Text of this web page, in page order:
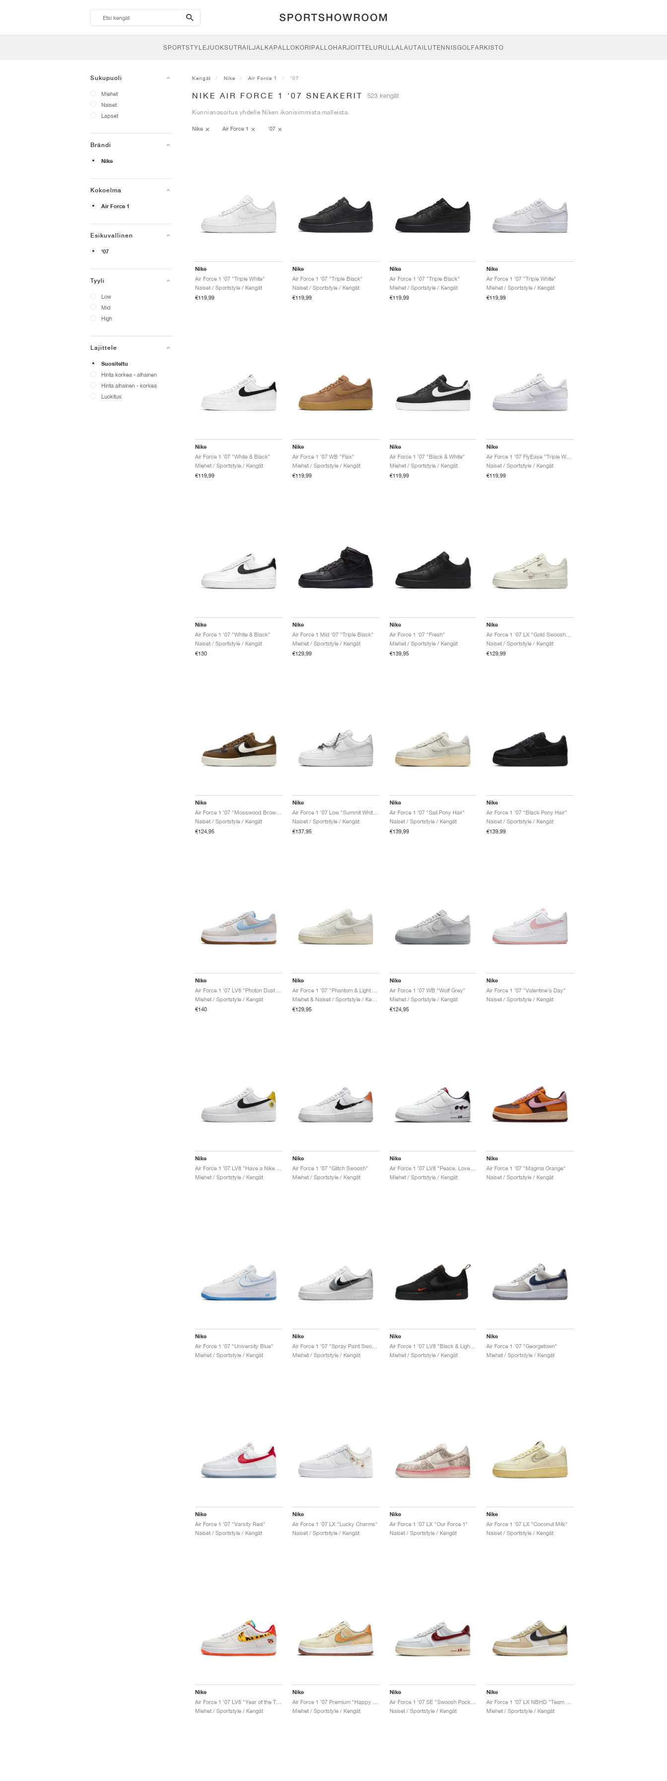
search-
btn
SPORTSTYLEJUOKSUTRAILJALKAPALLOKORIPALLOHARJOITTELU RULLALAUTAILUTENNISGOLFARKISTO
Sukupuoli
Miehet
Naiset
Lapset
Brändi
Nike
Kokoelma
Air Force 1
Esikuvallinen
'07
Tyyli
Low
Mid
High
Lajittele
Suositeltu
Hinta korkea - alhainen
Hinta alhainen - korkea
Luokitus
Kengät Nike Air Force 1 '07
NIKE AIR FORCE 1 '07 SNEAKERIT 523 kengät
Kunnianosoitus yhdelle Niken ikonisimmista malleista.
Nike Air Force 1 '07
Nike
Air Force 1 '07 "Triple White"
Naiset / Sportstyle / Kengät
€119,99
Nike
Air Force 1 '07 "Triple Black"
Naiset / Sportstyle / Kengät
€119,99
Nike
Air Force 1 '07 "Triple Black"
Miehet / Sportstyle / Kengät
€119,99
Nike
Air Force 1 '07 "Triple White"
Miehet / Sportstyle / Kengät
€119,99
Nike
Air Force 1 '07 "White & Black"
Miehet / Sportstyle / Kengät
€119,99
Nike
Air Force 1 '07 WB "Flax"
Miehet / Sportstyle / Kengät
€119,99
Nike
Air Force 1 '07 "Black & White"
Miehet / Sportstyle / Kengät
€119,99
Nike
Naiset / Sportstyle / Kengät
€119,99
Nike
Air Force 1 '07 "White & Black"
Naiset / Sportstyle / Kengät
€130
Nike
Air Force 1 Mid '07 "Triple Black"
Miehet / Sportstyle / Kengät
€129,99
Nike
Air Force 1 '07 "Fresh"
Miehet / Sportstyle / Kengät
€139,95
Nike
Naiset / Sportstyle / Kengät
€129,99
Nike
Naiset / Sportstyle / Kengät
€124,95
Nike
Air Force 1 '07 Low "Summit White & Metallic Silver"
Naiset / Sportstyle / Kengät
€137,95
Nike
Air Force 1 '07 "Sail Pony Hair"
Naiset / Sportstyle / Kengät
€139,99
Nike
Air Force 1 '07 "Black Pony Hair"
Naiset / Sportstyle / Kengät
€139,99
Nike
Miehet / Sportstyle / Kengät
€140
Nike
Miehet & Naiset / Sportstyle / Kengät
€129,95
Nike
Air Force 1 '07 WB "Wolf Grey"
Miehet / Sportstyle / Kengät
€124,95
Nike
Air Force 1 '07 "Valentine's Day"
Naiset / Sportstyle / Kengät
Nike
Miehet / Sportstyle / Kengät
Nike
Air Force 1 '07 "Glitch Swoosh"
Miehet / Sportstyle / Kengät
Nike
Air Force 1 '07 LV8 "Peace, Love, Swoosh"
Miehet / Sportstyle / Kengät
Nike
Air Force 1 '07 "Magma Orange"
Naiset / Sportstyle / Kengät
Nike
Air Force 1 '07 "University Blue"
Miehet / Sportstyle / Kengät
Nike
Air Force 1 '07 "Spray Paint Swoosh"
Miehet / Sportstyle / Kengät
Nike
Air Force 1 '07 LV8 "Black & Light Crimson"
Miehet / Sportstyle / Kengät
Nike
Air Force 1 '07 "Georgetown"
Miehet / Sportstyle / Kengät
Nike
Air Force 1 '07 "Varsity Red"
Naiset / Sportstyle / Kengät
Nike
Air Force 1 '07 LX "Lucky Charms"
Naiset / Sportstyle / Kengät
Nike
Air Force 1 '07 LX "Our Force 1"
Naiset / Sportstyle / Kengät
Nike
Air Force 1 '07 LX "Coconut Milk"
Naiset / Sportstyle / Kengät
Nike
Air Force 1 '07 LV8 "Year of the Tiger"
Miehet / Sportstyle / Kengät
Nike
Miehet / Sportstyle / Kengät
Nike
Naiset / Sportstyle / Kengät
Nike
Miehet / Sportstyle / Kengät